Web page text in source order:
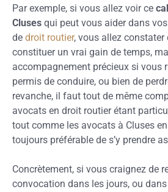
Par exemple, si vous allez voir ce
Cluses qui peut vous aider dans
de droit routier, vous allez constater
constituer un vrai gain de temps,
accompagnement précieux si vous
permis de conduire, ou bien de
revanche, il faut tout de même
avocats en droit routier étant
tout comme les avocats à Cluses en
toujours préférable de s’y prendre
Concrètement, si vous craignez de
convocation dans les jours, ou